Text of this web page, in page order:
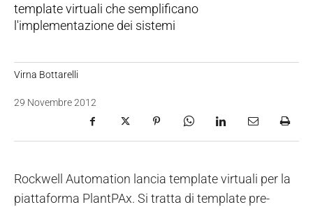
template virtuali che semplificano
l'implementazione dei sistemi
Virna Bottarelli
29 Novembre 2012
Rockwell Automation lancia template virtuali per la
piattaforma PlantPAx. Si tratta di template pre-